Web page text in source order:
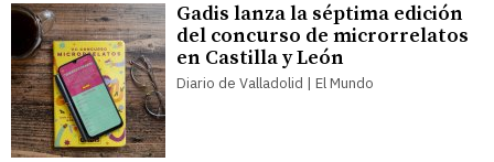
Gadis lanza la séptima edición
del concurso de microrrelatos
en Castilla y León
Diario de Valladolid | El Mundo